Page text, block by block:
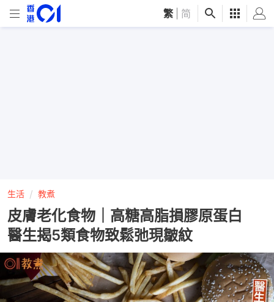
繁 简
生活 教煮
皮膚老化食物｜高糖高脂損膠原蛋白
醫生揭5類食物致鬆弛現皺紋